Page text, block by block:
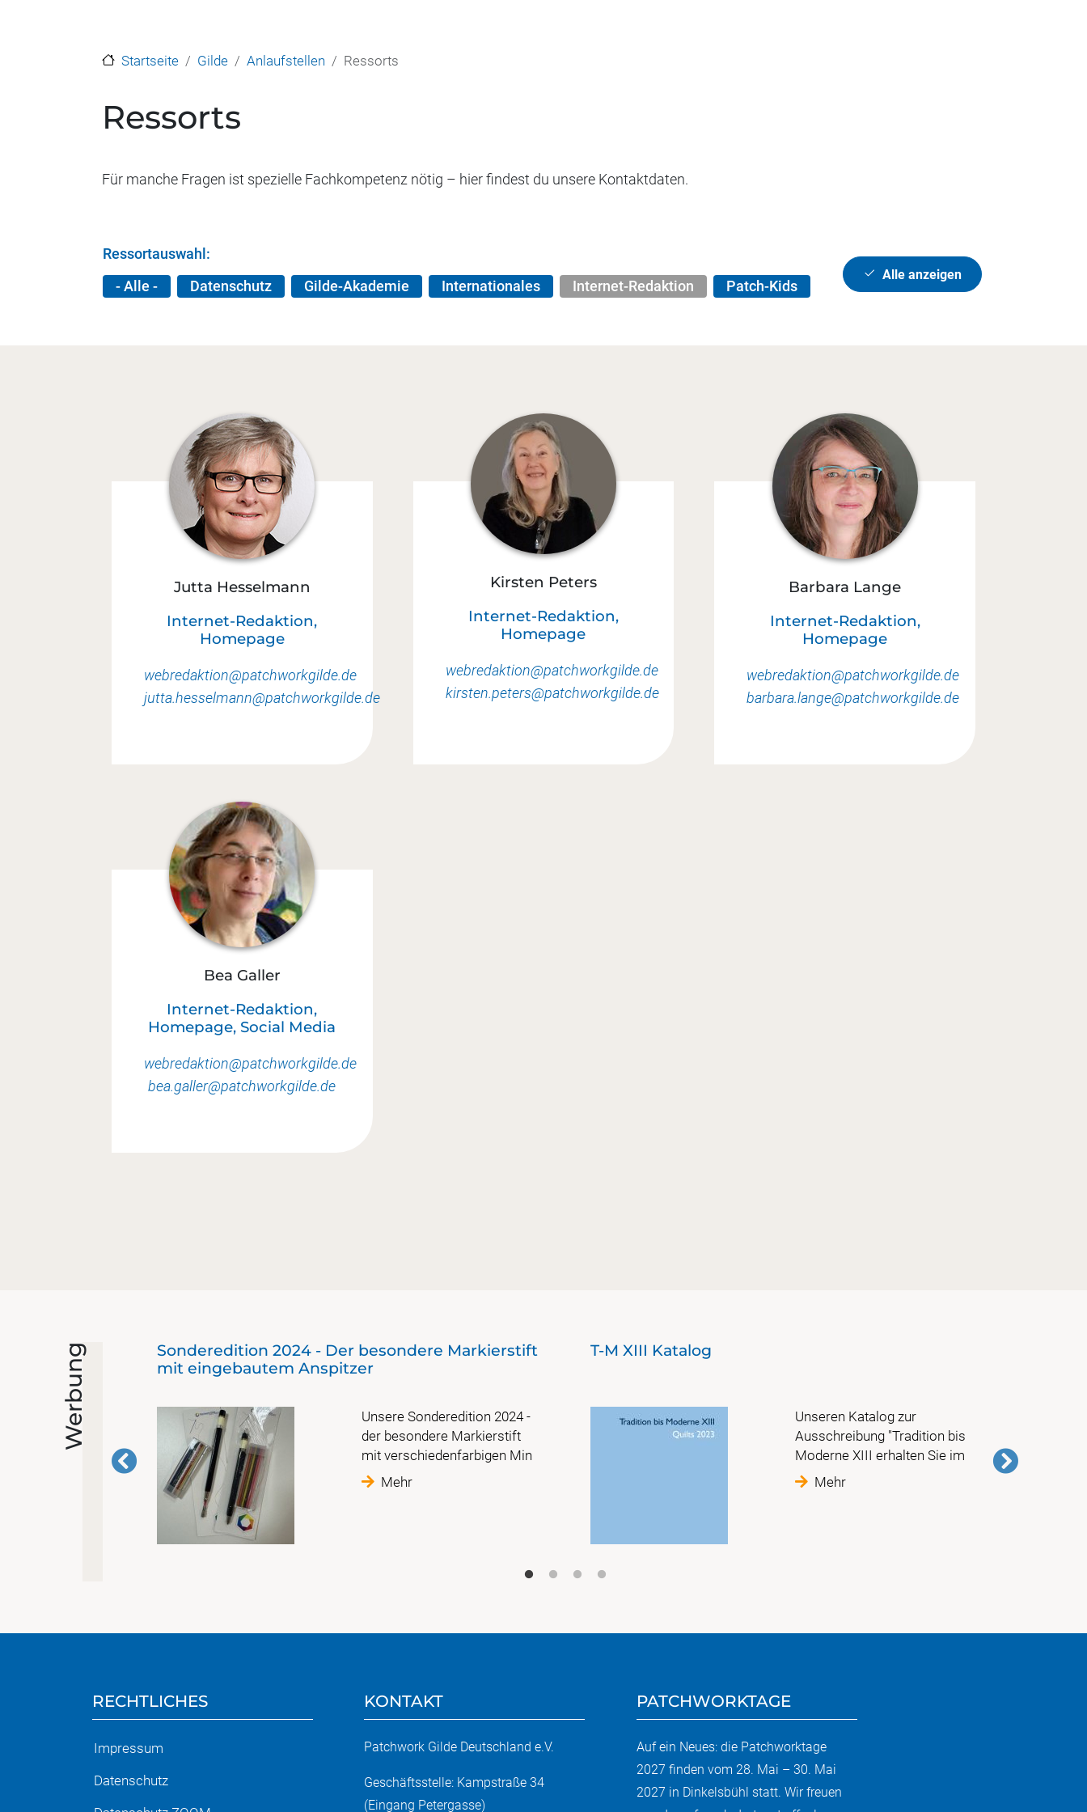
Startseite Gilde Anlaufstellen Ressorts
Ressorts
Für manche Fragen ist spezielle Fachkompetenz nötig – hier findest du unsere Kontaktdaten.
Ressortauswahl:
- Alle -
Datenschutz Gilde-Akademie Internationales Internet-Redaktion Patch-Kids
Alle anzeigen
Jutta Hesselmann
Internet-Redaktion,
Homepage
webredaktion@patchworkgilde.de
jutta.hesselmann@patchworkgilde.de
Kirsten Peters
Internet-Redaktion,
Homepage
webredaktion@patchworkgilde.de
kirsten.peters@patchworkgilde.de
Barbara Lange
Internet-Redaktion,
Homepage
webredaktion@patchworkgilde.de
barbara.lange@patchworkgilde.de
Bea Galler
Internet-Redaktion,
Homepage, Social Media
webredaktion@patchworkgilde.de
bea.galler@patchworkgilde.de
Werbung
Sonderedition 2024 - Der besondere Markierstift
mit eingebautem Anspitzer
Unsere Sonderedition 2024 -
der besondere Markierstift
mit verschiedenfarbigen Min
Mehr
T-M XIII Katalog
Unseren Katalog zur
Ausschreibung "Tradition bis
Moderne XIII erhalten Sie im
Mehr
RECHTLICHES
Impressum
Datenschutz
KONTAKT
Patchwork Gilde Deutschland e.V.
Geschäftsstelle: Kampstraße 34
(Eingang Petergasse)
PATCHWORKTAGE
Auf ein Neues: die Patchworktage
2027 finden vom 28. Mai – 30. Mai
2027 in Dinkelsbühl statt. Wir freuen